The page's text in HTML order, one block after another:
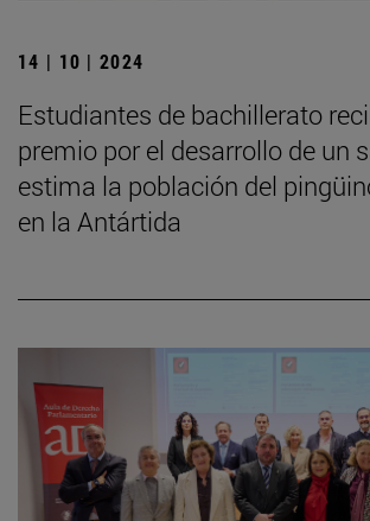
14 | 10 | 2024
Estudiantes de bachillerato
premio por el desarrollo de un
estima la población del
en la Antártida